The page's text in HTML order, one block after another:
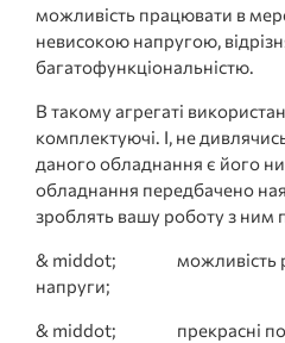
можливість працювати в
невисокою напругою,
багатофункціональністю.
В такому агрегаті
комплектуючі. І, не
даного обладнання є його
обладнання передбачено
зроблять вашу роботу з ним
& middot; можливість
напруги;
& middot; прекрасні